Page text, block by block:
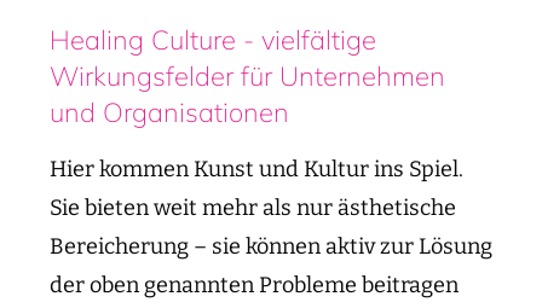
Healing Culture - vielfältige
Wirkungsfelder für Unternehmen
und Organisationen
Hier kommen Kunst und Kultur ins Spiel.
Sie bieten weit mehr als nur ästhetische
Bereicherung – sie können aktiv zur Lösung
der oben genannten Probleme beitragen